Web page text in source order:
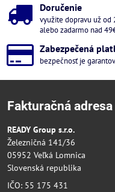
Doručenie
využite dopravu už od
alebo zadarmo nad
Zabezpečená
bezpečnosť je
Fakturačná adresa
READY Group s.r.o.
Železničná 141/36
05952 Veľká Lomnica
Slovenská republika
IČO: 55 175 431